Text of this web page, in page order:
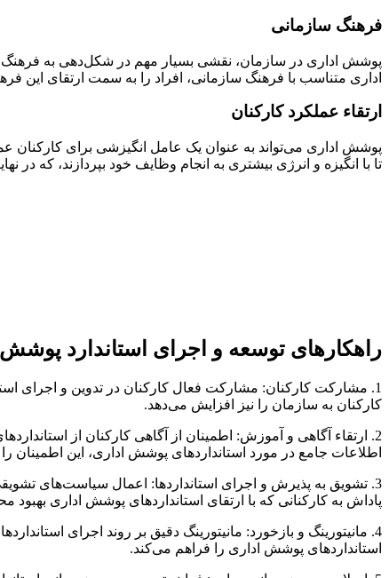
فرهنگ سازمانی
پوشش اداری در سازمان، نقشی بسیار مهم در شکل‌دهی به
اداری متناسب با فرهنگ سازمانی، افراد را به سمت ارتقای این
ارتقاء عملکرد کارکنان
پوشش اداری می‌تواند به عنوان یک عامل انگیزشی برای کارکنان
تا با انگیزه و انرژی بیشتری به انجام وظایف خود بپردازند، که در
راهکارهای توسعه و اجرای استاندارد
1. مشارکت کارکنان: مشارکت فعال کارکنان در تدوین و اجرای
کارکنان به سازمان را نیز افزایش می‌دهد.
2. ارتقاء آگاهی و آموزش: اطمینان از آگاهی کارکنان از
اطلاعات جامع در مورد استانداردهای پوشش اداری، این اطمینان
3. تشویق به پذیرش و اجرای استانداردها: اعمال سیاست‌های
پاداش به کارکنانی که با ارتقای استانداردهای پوشش اداری
4. مانیتورینگ و بازخورد: مانیتورینگ دقیق بر روند اجرای
استانداردهای پوشش اداری را فراهم می‌کند.